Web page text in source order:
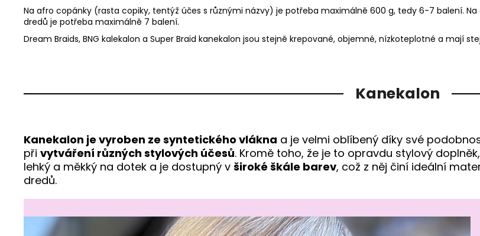
Na afro copánky (rasta copiky, tentýž účes s různými názvy) je potřeba maximálně 600 g, tedy 6-7 balení. Na
dredů je potřeba maximálně 7 balení.
Dream Braids, BNG kalekalon a Super Braid kanekalon jsou stejně krepované, objemné, nízkoteplotné a mají
Kanekalon
Kanekalon je vyroben ze syntetického vlákna a je velmi oblíbený díky své
při vytváření různých stylových účesů. Kromě toho, že je to opravdu stylový doplněk,
lehký a měkký na dotek a je dostupný v široké škále barev, což z něj činí ideální
dredů.